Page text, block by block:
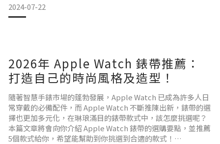
點：
墨水性質
根據創作用途的不同，選擇水性、油性或酒精性麥克筆：水性
適合初學者及兒童，油性和酒精性則擅長表現鮮豔飽和的色
彩。
2024-07-22
2026年 Apple Watch 錶帶推薦：
打造自己的時尚風格及造型！
隨著智慧手錶市場的蓬勃發展，Apple Watch 已成為許多人日
常穿戴的必備配件，而 Apple Watch 不斷推陳出新，錶帶的選
擇也更加多元化，在琳琅滿目的錶帶款式中，該怎麼挑選呢？
本篇文章將會向你介紹 Apple Watch 錶帶的選購要點，並推薦
5個款式給你，希望能幫助到你挑選到合適的款式！